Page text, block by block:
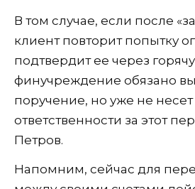
В том случае, если после
клиент повторит попытку
подтвердит ее через
финучреждение обязано
поручение, но уже не
ответственности за этот
Петров.
Напомним, сейчас для